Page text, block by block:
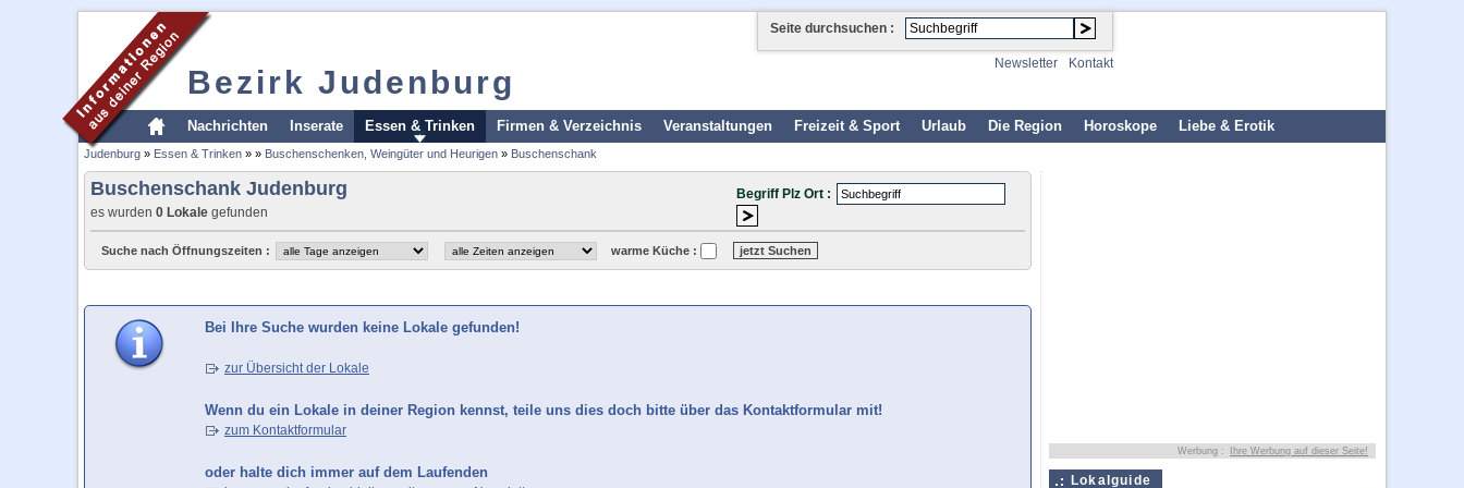
Bezirk Judenburg
Seite durchsuchen :
Newsletter Kontakt
Nachrichten Inserate Essen & Trinken Firmen & Verzeichnis Veranstaltungen Freizeit & Sport Urlaub Die Region Horoskope Liebe & Erotik
Judenburg » Essen & Trinken » » Buschenschenken, Weingüter und Heurigen » Buschenschank
Buschenschank Judenburg
es wurden 0 Lokale gefunden
Begriff Plz Ort :
Suche nach Öffnungszeiten : warme Küche :
Bei Ihre Suche wurden keine Lokale gefunden!
zur Übersicht der Lokale
Wenn du ein Lokale in deiner Region kennst, teile uns dies doch bitte über das Kontaktformular mit!
zum Kontaktformular
oder halte dich immer auf dem Laufenden
Werbung : Ihre Werbung auf dieser Seite!
Lokalguide